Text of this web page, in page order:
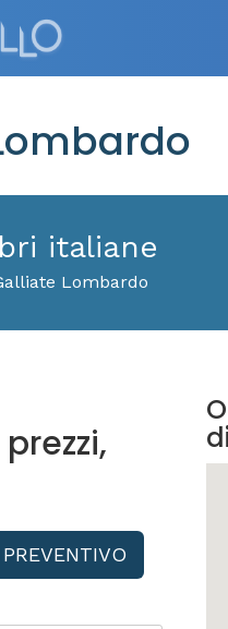
italiane
Lombardo